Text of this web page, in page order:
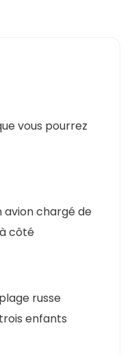
vous pourrez
avion chargé de
côté
russe
enfants